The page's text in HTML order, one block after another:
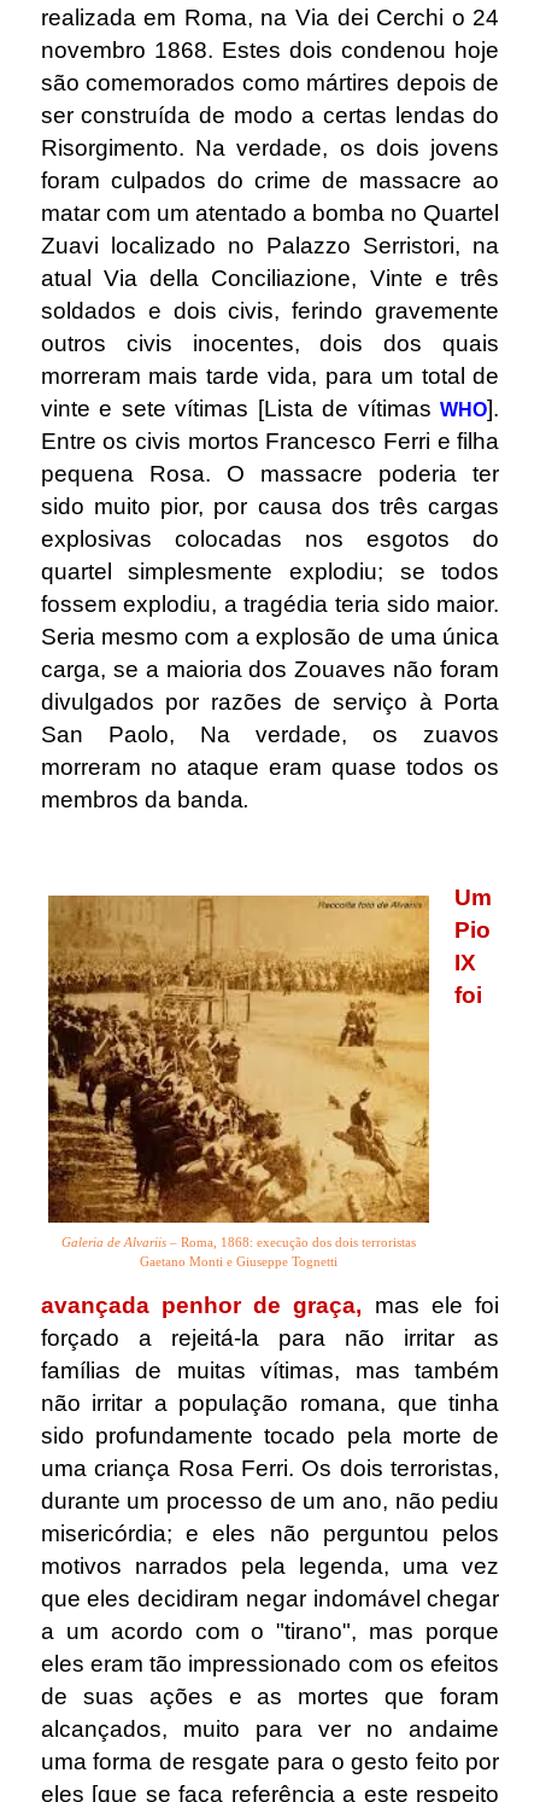
realizada em Roma, na Via dei Cerchi o 24
novembro 1868. Estes dois condenou hoje
são comemorados como mártires depois de
ser construída de modo a certas lendas do
Risorgimento. Na verdade, os dois jovens
foram culpados do crime de massacre ao
matar com um atentado a bomba no Quartel
Zuavi localizado no Palazzo Serristori, na
atual Via della Conciliazione, Vinte e três
soldados e dois civis, ferindo gravemente
outros civis inocentes, dois dos quais
morreram mais tarde vida, para um total de
vinte e sete vítimas [Lista de vítimasWHO].
Entre os civis mortos Francesco Ferri e filha
pequena Rosa. O massacre poderia ter
sido muito pior, por causa dos três cargas
explosivas colocadas nos esgotos do
quartel simplesmente explodiu; se todos
fossem explodiu, a tragédia teria sido maior.
Seria mesmo com a explosão de uma única
carga, se a maioria dos Zouaves não foram
divulgados por razões de serviço à Porta
San Paolo, Na verdade, os zuavos
morreram no ataque eram quase todos os
membros da banda.
Galeria de Alvariis– Roma, 1868: execução dos dois terroristas
Gaetano Monti e Giuseppe Tognetti
Um
Pio
IX
foi
avançada penhor de graça, mas ele foi
forçado a rejeitá-la para não irritar as
famílias de muitas vítimas, mas também
não irritar a população romana, que tinha
sido profundamente tocado pela morte de
uma criança Rosa Ferri. Os dois terroristas,
durante um processo de um ano, não pediu
misericórdia; e eles não perguntou pelos
motivos narrados pela legenda, uma vez
que eles decidiram negar indomável chegar
a um acordo com o "tirano", mas porque
eles eram tão impressionado com os efeitos
de suas ações e as mortes que foram
alcançados, muito para ver no andaime
uma forma de resgate para o gesto feito por
eles [que se faça referência a este respeito